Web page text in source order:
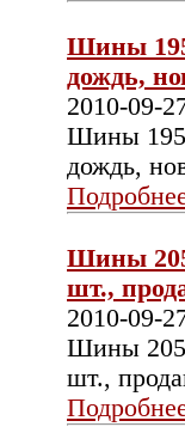
Шины
дождь,
2010-09-
Шины 195/
дождь,
Шины
шт.,
2010-09-
Шины
шт.,